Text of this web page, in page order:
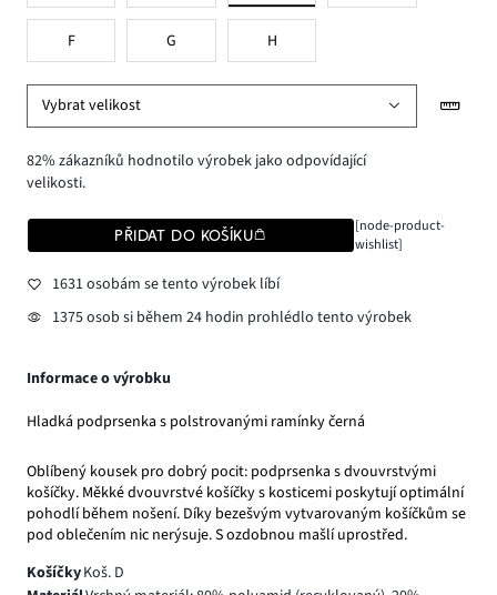
F G H
Vybrat velikost
82% zákazníků hodnotilo výrobek jako odpovídající
velikosti.
PŘIDAT DO KOŠÍKU
[node-product-
wishlist]
1631 osobám se tento výrobek líbí
1375 osob si během 24 hodin prohlédlo tento výrobek
Informace o výrobku
Hladká podprsenka s polstrovanými ramínky černá
Oblíbený kousek pro dobrý pocit: podprsenka s dvouvrstvými
košíčky. Měkké dvouvrstvé košíčky s kosticemi poskytují optimální
pohodlí během nošení. Díky bezešvým vytvarovaným košíčkům se
pod oblečením nic nerýsuje. S ozdobnou mašlí uprostřed.
KošíčkyKoš. D